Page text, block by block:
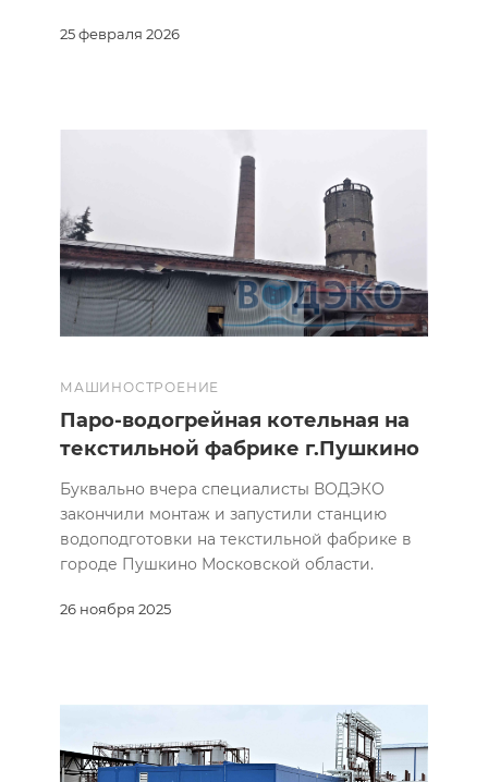
25 февраля 2026
МАШИНОСТРОЕНИЕ
26 ноября 2025
Паро-водогрейная котельная на
текстильной фабрике г.Пушкино
Буквально вчера специалисты ВОДЭКО
закончили монтаж и запустили станцию
водоподготовки на текстильной фабрике в
городе Пушкино Московской области.